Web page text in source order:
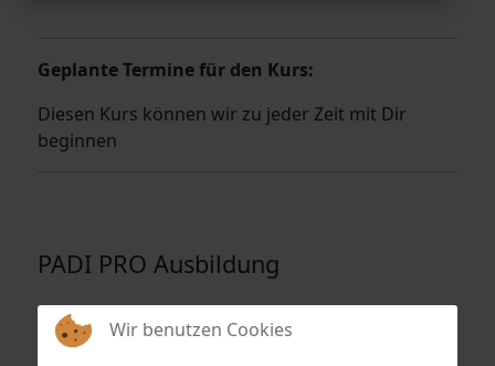
Geplante Termine für den Kurs:
Diesen Kurs können wir zu jeder Zeit mit Dir
beginnen
PADI PRO Ausbildung
Lass Dichjetztunverbindlich
fordere einen schnellen Rückruf an.
Wir benutzen Cookies